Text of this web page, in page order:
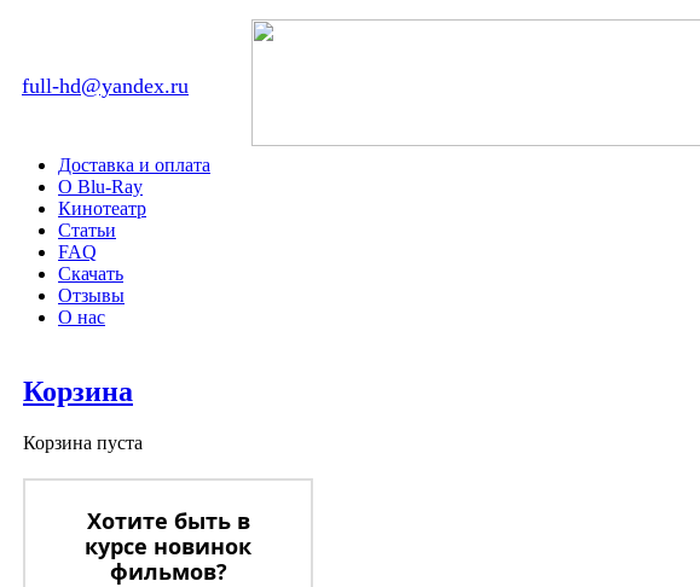
full-hd@yandex.ru
Доставка и оплата
О Blu-Ray
Кинотеатр
Статьи
FAQ
Скачать
Отзывы
О нас
Корзина
Корзина пуста
Хотите быть в
курсе новинок
фильмов?